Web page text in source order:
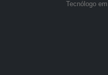
Tecnólogo